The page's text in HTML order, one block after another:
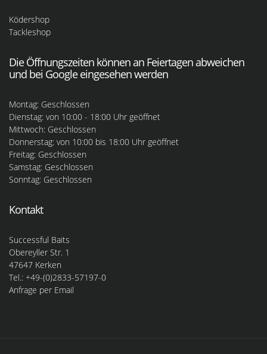
Ködershop
Tackleshop
Die Öffnungszeiten können an Feiertagen abweichen
und bei Google eingesehen werden
Montag: Geschlossen
Dienstag: von 10:00 - 18:00 Uhr geöffnet
Mittwoch: Geschlossen
Donnerstag: von 10:00 bis 18:00 Uhr geöffnet
Freitag: Geschlossen
Samstag: Geschlossen
Sonntag: Geschlossen
Kontakt
Successful Baits
Obereyller Str. 1
47647 Kerken
Tel.: +49-(0)2833-57197-0
Anfrage per Email